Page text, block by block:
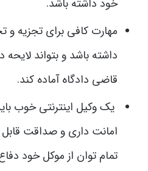
مهارت کافی برای تجزیه و
داشته باشد و بتواند
قاضی دادگاه آماده کند.
یک وکیل اینترنتی خوب
امانت داری و صداقت قابل
تمام توان از موکل خود